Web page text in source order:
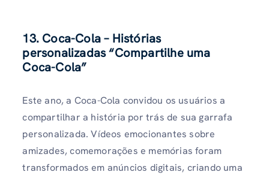
13. Coca-Cola – Histórias
personalizadas “Compartilhe uma
Coca-Cola”
Este ano, a Coca-Cola convidou os usuários a
compartilhar a história por trás de sua garrafa
personalizada. Vídeos emocionantes sobre
amizades, comemorações e memórias foram
transformados em anúncios digitais, criando uma